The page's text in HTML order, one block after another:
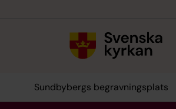
Sundbybergs begravningsplats